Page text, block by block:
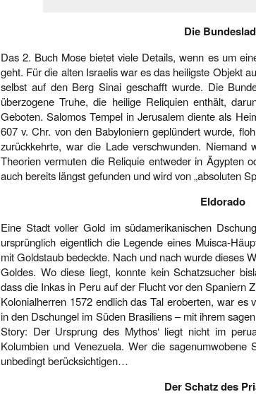
Die
Das 2. Buch Mose bietet viele Details, wenn es um
geht. Für die alten Israelis war es das heiligste Objekt
selbst auf den Berg Sinai geschafft wurde. Die
überzogene Truhe, die heilige Reliquien enthält,
Geboten. Salomos Tempel in Jerusalem diente als
607 v. Chr. von den Babyloniern geplündert wurde,
zurückkehrte, war die Lade verschwunden.
Theorien vermuten die Reliquie entweder in Ägypten
auch bereits längst gefunden und wird von „absoluten
Eldorado
Eine Stadt voller Gold im südamerikanischen
ursprünglich eigentlich die Legende eines Muisca-
mit Goldstaub bedeckte. Nach und nach wurde dieses
Goldes. Wo diese liegt, konnte kein Schatzsucher
dass die Inkas in Peru auf der Flucht vor den Spaniern
Kolonialherren 1572 endlich das Tal eroberten, war es
in den Dschungel im Süden Brasiliens – mit ihrem
Story: Der Ursprung des Mythos‘ liegt nicht im
Kolumbien und Venezuela. Wer die
unbedingt berücksichtigen…
Der Schatz des